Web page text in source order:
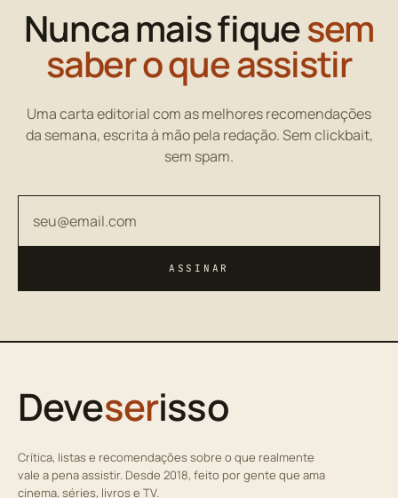
Nunca mais fiquesem
saber o que assistir
Uma carta editorial com as melhores recomendações
da semana, escrita à mão pela redação. Sem clickbait,
sem spam.
ASSINAR
Deveserisso
Crítica, listas e recomendações sobre o que realmente
vale a pena assistir. Desde 2018, feito por gente que ama
cinema, séries, livros e TV.